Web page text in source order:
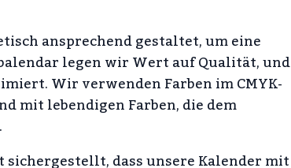
ansprechend gestaltet, um eine
legen wir Wert auf Qualität, und
Wir verwenden Farben im CMYK-
mit lebendigen Farben, die dem
dass unsere Kalender mit